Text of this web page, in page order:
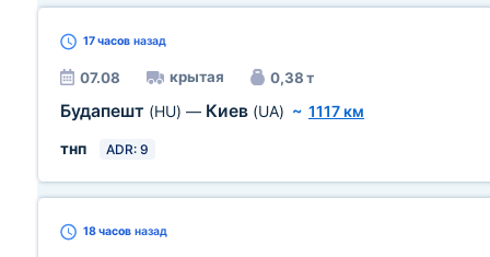
17 часов назад
07.08 крытая 0,38 т
Будапешт (HU) — Киев (UA) ~ 1117 км
тнп
ADR: 9
18 часов назад